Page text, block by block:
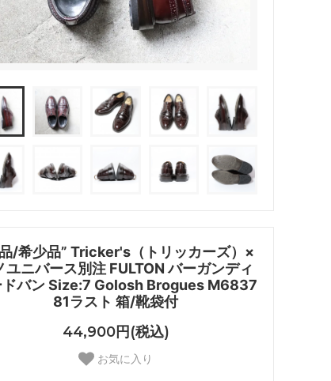
/希少品” Tricker's（トリッカーズ）×
ユニバース別注 FULTON バーガンディ
ドバン Size:7 Golosh Brogues M6837
81ラスト 箱/靴袋付
44,900円(税込)
お気に入り